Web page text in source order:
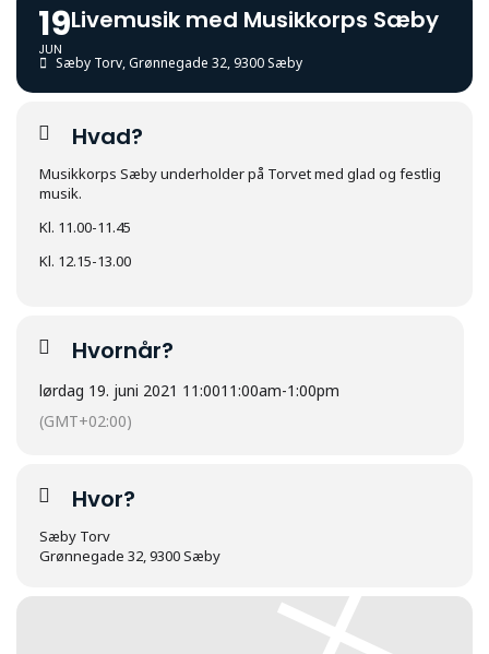
19
JUN
Livemusik med Musikkorps Sæby
Sæby Torv, Grønnegade 32, 9300 Sæby
Hvad?
Musikkorps Sæby underholder på Torvet med glad og festlig
musik.
Kl. 11.00-11.45
Kl. 12.15-13.00
Hvornår?
lørdag 19. juni 2021 11:0011:00am-1:00pm
(GMT+02:00)
Hvor?
Sæby Torv
Grønnegade 32, 9300 Sæby